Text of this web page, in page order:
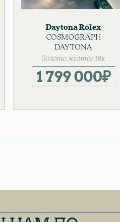
Daytona Rolex
Золотые часы
Мужские часы
COSMOGRAPH
DAYTONA
Золото жёлтое 18к
Сталь
1 799 000₽